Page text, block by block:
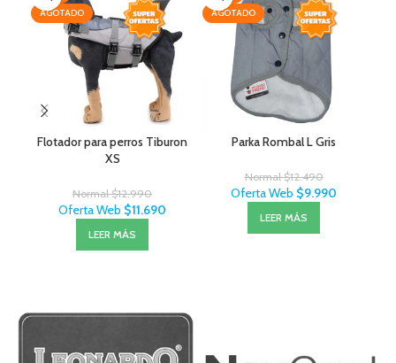
AGOTADO
Flotador para perros Tiburon
XS
Normal$12.990
Oferta Web $11.690
LEER MÁS
AGOTADO
Parka Rombal L Gris
Normal$12.490
Oferta Web $9.990
LEER MÁS